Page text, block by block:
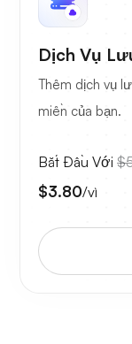
Dịch Vụ
Thêm dịch vụ
miền của bạn.
Bắt Đầu Với
$3.80/vì